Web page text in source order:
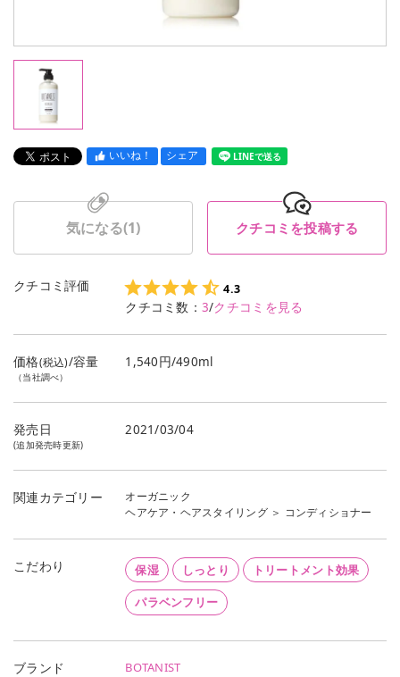
いいね！ シェア LINEで送る
気になる(1) クチコミを投稿する
クチコミ評価 4.3
クチコミ数： 3/クチコミを見る
価格(税込)/容量
（当社調べ）
1,540円/490ml
発売日
(追加発売時更新)
2021/03/04
関連カテゴリー
オーガニック
ヘアケア・ヘアスタイリング＞ コンディショナー
こだわり 保湿 しっとり トリートメント効果
パラベンフリー
ブランド BOTANIST